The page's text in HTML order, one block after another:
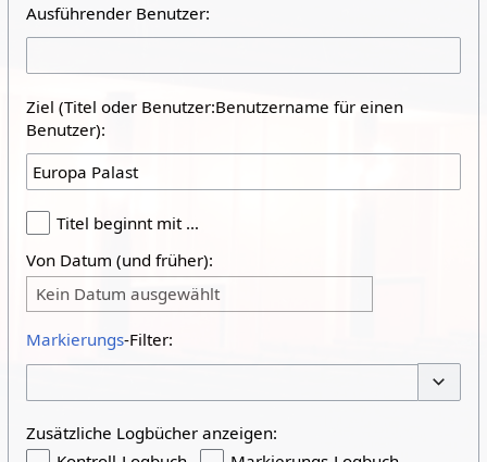
Ausführender Benutzer:
Ziel (Titel oder Benutzer:Benutzername für einen
Benutzer):
Titel beginnt mit …
Von Datum (und früher):
Kein Datum ausgewählt
Markierungs-Filter:
Zusätzliche Logbücher anzeigen: